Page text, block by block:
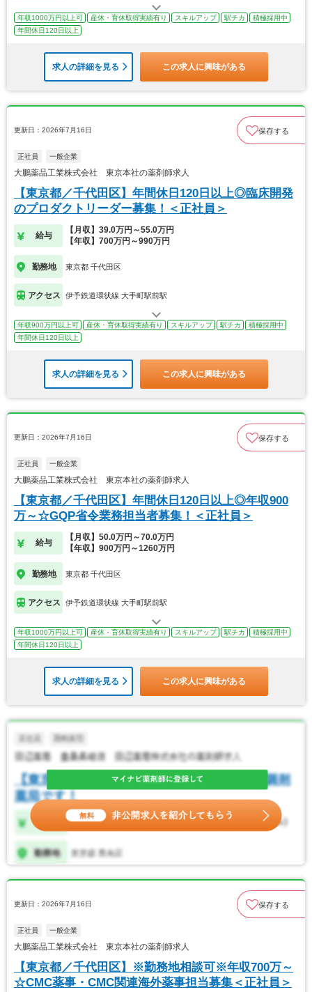
年収1000万円以上可 産休・育休取得実績有り スキルアップ 駅チカ
積極採用中
年間休日120日以上
求人の詳細を見る この求人に興味がある
更新日：2026年7月16日 保存する
正社員 一般企業
大鵬薬品工業株式会社 東京本社の薬剤師求人
【東京都／千代田区】年間休日120日以上◎臨床開発
のプロダクトリーダー募集！＜正社員＞
給与
【月収】39.0万円～55.0万円
【年収】700万円～990万円
勤務地 東京都 千代田区
アクセス 伊予鉄道環状線 大手町駅前駅
年収900万円以上可 産休・育休取得実績有り スキルアップ 駅チカ
積極採用中
年間休日120日以上
求人の詳細を見る この求人に興味がある
更新日：2026年7月16日 保存する
正社員 一般企業
大鵬薬品工業株式会社 東京本社の薬剤師求人
【東京都／千代田区】年間休日120日以上◎年収900
万～☆GQP省令業務担当者募集！＜正社員＞
給与
【月収】50.0万円～70.0万円
【年収】900万円～1260万円
勤務地 東京都 千代田区
アクセス 伊予鉄道環状線 大手町駅前駅
年収1000万円以上可 産休・育休取得実績有り スキルアップ 駅チカ
積極採用中
年間休日120日以上
求人の詳細を見る この求人に興味がある
更新日：2026年7月16日 保存する
正社員 一般企業
大鵬薬品工業株式会社 東京本社の薬剤師求人
【東京都／千代田区】※勤務地相談可※年収700万～
☆CMC薬事・CMC関連海外薬事担当募集＜正社員＞